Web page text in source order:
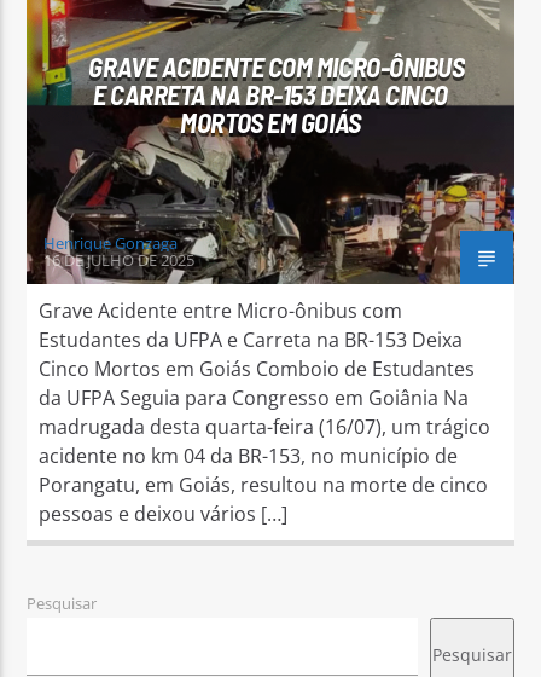
Arara Azul FM
GRAVE ACIDENTE COM MICRO-ÔNIBUS
E CARRETA NA BR-153 DEIXA CINCO
MORTOS EM GOIÁS
Henrique Gonzaga
16 DE JULHO DE 2025
Grave Acidente entre Micro-ônibus com
Estudantes da UFPA e Carreta na BR-153 Deixa
Cinco Mortos em Goiás Comboio de Estudantes
da UFPA Seguia para Congresso em Goiânia Na
madrugada desta quarta-feira (16/07), um trágico
acidente no km 04 da BR-153, no município de
Porangatu, em Goiás, resultou na morte de cinco
pessoas e deixou vários […]
Pesquisar
Pesquisar